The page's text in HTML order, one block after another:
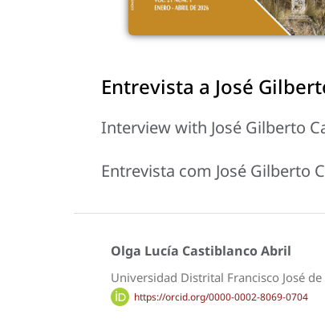
Entrevista a José
Interview with José Gilberto
Entrevista com José Gilberto
Olga Lucía Castiblanco Abril
Universidad Distrital Francisco José de
https://orcid.org/0000-0002-8069-0704